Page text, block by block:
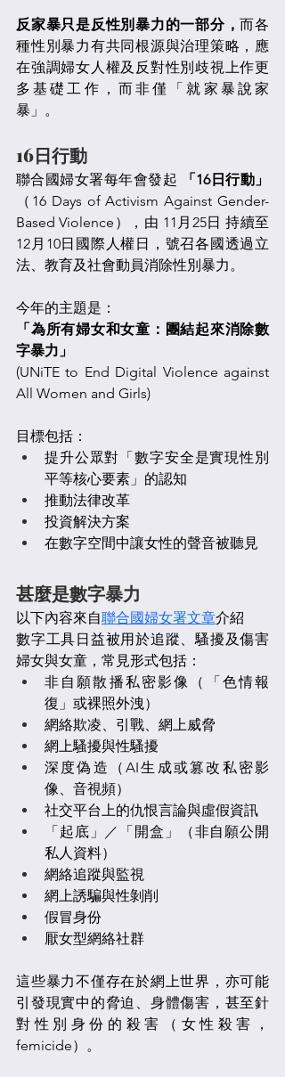
反家暴只是反性別暴力的一部分，而各
種性別暴力有共同根源與治理策略，應
在強調婦女人權及反對性別歧視上作更
多基礎工作，而非僅「就家暴說家
暴」。
16日行動
聯合國婦女署每年會發起
「16日行動」
（16 Days of Activism Against Gender-
Based Violence），由 11月25日 持續至
12月10日國際人權日，號召各國透過立
法、教育及社會動員消除性別暴力。
今年的主題是：
「為所有婦女和女童：團結起來消除數
字暴力」
(UNiTE to End Digital Violence against
All Women and Girls)
目標包括：
提升公眾對「數字安全是實現性別
平等核心要素」的認知
推動法律改革
投資解決方案
在數字空間中讓女性的聲音被聽見
甚麼是數字暴力
以下內容來自聯合國婦女署文章介紹
數字工具日益被用於追蹤、騷擾及傷害
婦女與女童，常見形式包括：
非自願散播私密影像（「色情報
復」或裸照外洩）
網絡欺凌、引戰、網上威脅
網上騷擾與性騷擾
深度偽造（AI生成或篡改私密影
像、音視頻）
社交平台上的仇恨言論與虛假資訊
「起底」／「開盒」（非自願公開
私人資料）
網絡追蹤與監視
網上誘騙與性剝削
假冒身份
厭女型網絡社群
這些暴力不僅存在於網上世界，亦可能
引發現實中的脅迫、身體傷害，甚至針
對性別身份的殺害（女性殺害，
femicide）。